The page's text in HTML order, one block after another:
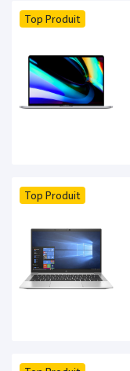
Top Produit
Top Produit